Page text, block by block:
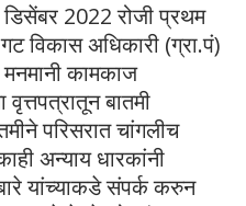
डिसेंबर 2022 रोजी प्रथम
विकास अधिकारी (ग्रा.पं)
कामकाज
बातमी
परिसरात चांगलीच
अन्याय धारकांनी
यांच्याकडे संपर्क करुन